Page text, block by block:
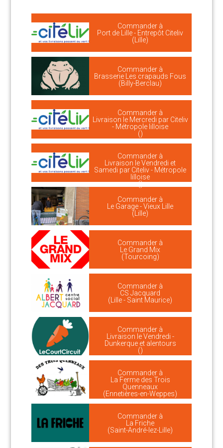
Commander à
Port de Lille - Entrepôt Citeliv
(Lille)
Commander à
Brasserie Les crapauds Fous
(Billy-Berclau)
Commander à
Livraison le Mercredi par Citeliv
- Métropole lilloise
()
Commander à
Livraison le Vendredi et
Samedi par Citeliv - Métropole
lilloise
()
Commander à
Le Garage - Vieux Lille
(Lille)
Commander à
Le Grand Mix
(Tourcoing)
Commander à
CS Jacquard
(Lille - Saint Maurice)
Commander à
Livraison le Vendredi -
Dunkerque et alentours
()
Commander à
La Ferme des Trois
Quenneaux
(Ennetières-en-Weppes)
Commander à
La Friche
(Saint-André-lez-Lille)